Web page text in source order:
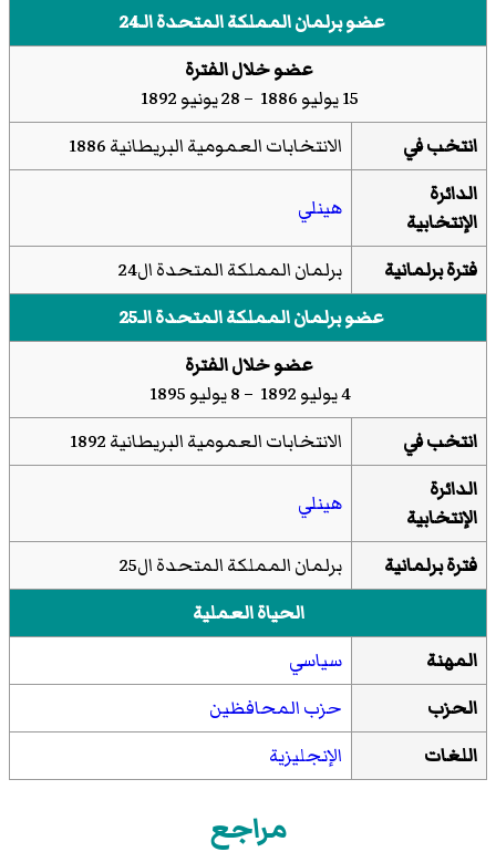
عضو برلمان المملكة المتحدة الـ24
عضو خلال الفترة
15 يوليو 1886 – 28 يونيو 1892
انتخب في
الانتخابات العمومية البريطانية 1886
الدائرة
الإنتخابية
هينلي
فترة برلمانية
برلمان المملكة المتحدة ال24
عضو برلمان المملكة المتحدة الـ25
عضو خلال الفترة
4 يوليو 1892 – 8 يوليو 1895
انتخب في
الانتخابات العمومية البريطانية 1892
الدائرة
الإنتخابية
هينلي
فترة برلمانية
برلمان المملكة المتحدة ال25
الحياة العملية
المهنة
سياسي
الحزب
حزب المحافظين
اللغات
الإنجليزية
مراجع